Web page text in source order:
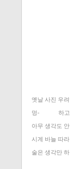
옛날 사진 우
멍- 하고 음
아무 생각도
시계 바늘 따
술은 생각만